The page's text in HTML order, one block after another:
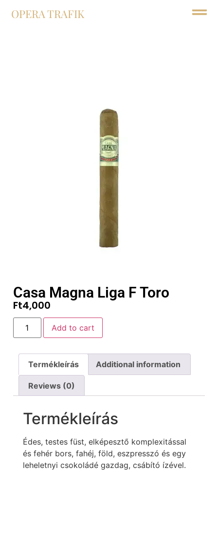
OPERA TRAFIK
Casa Magna Liga F Toro
Ft4,000
Add to cart
Termékleírás Additional information
Reviews (0)
Termékleírás
Édes, testes füst, elképesztő komplexitással
és fehér bors, fahéj, föld, eszpresszó és egy
leheletnyi csokoládé gazdag, csábító ízével.